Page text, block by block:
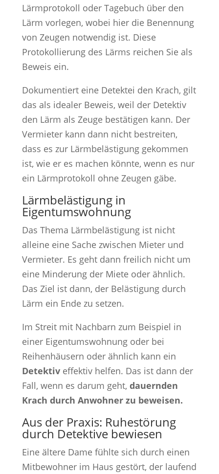
Lärmprotokoll oder Tagebuch über den
Lärm vorlegen, wobei hier die Benennung
von Zeugen notwendig ist. Diese
Protokollierung des Lärms reichen Sie als
Beweis ein.
Dokumentiert eine Detektei den Krach, gilt
das als idealer Beweis, weil der Detektiv
den Lärm als Zeuge bestätigen kann. Der
Vermieter kann dann nicht bestreiten,
dass es zur Lärmbelästigung gekommen
ist, wie er es machen könnte, wenn es nur
ein Lärmprotokoll ohne Zeugen gäbe.
Lärmbelästigung in
Eigentumswohnung
Das Thema Lärmbelästigung ist nicht
alleine eine Sache zwischen Mieter und
Vermieter. Es geht dann freilich nicht um
eine Minderung der Miete oder ähnlich.
Das Ziel ist dann, der Belästigung durch
Lärm ein Ende zu setzen.
Im Streit mit Nachbarn zum Beispiel in
einer Eigentumswohnung oder bei
Reihenhäusern oder ähnlich kann ein
Detektiveffektiv helfen. Das ist dann der
Fall, wenn es darum geht, dauernden
Krach durch Anwohner zu beweisen.
Aus der Praxis: Ruhestörung
durch Detektive bewiesen
Eine ältere Dame fühlte sich durch einen
Mitbewohner im Haus gestört, der laufend